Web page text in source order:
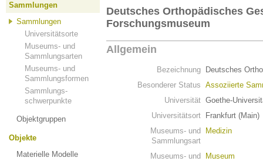
Sammlungen
Sammlungen
Universitätsorte
Museums- und
Sammlungsarten
Museums- und
Sammlungsformen
Sammlungs-
schwerpunkte
Objektgruppen
Objekte
Materielle Modelle
Deutsches Orthopädisches
Forschungsmuseum
Allgemein
Bezeichnung
Deutsches
Besonderer Status Assoziierte
Universität Goethe-
Universitätsort
Frankfurt (Main)
Museums- und
Sammlungsart
Medizin
Museums- und
Museum